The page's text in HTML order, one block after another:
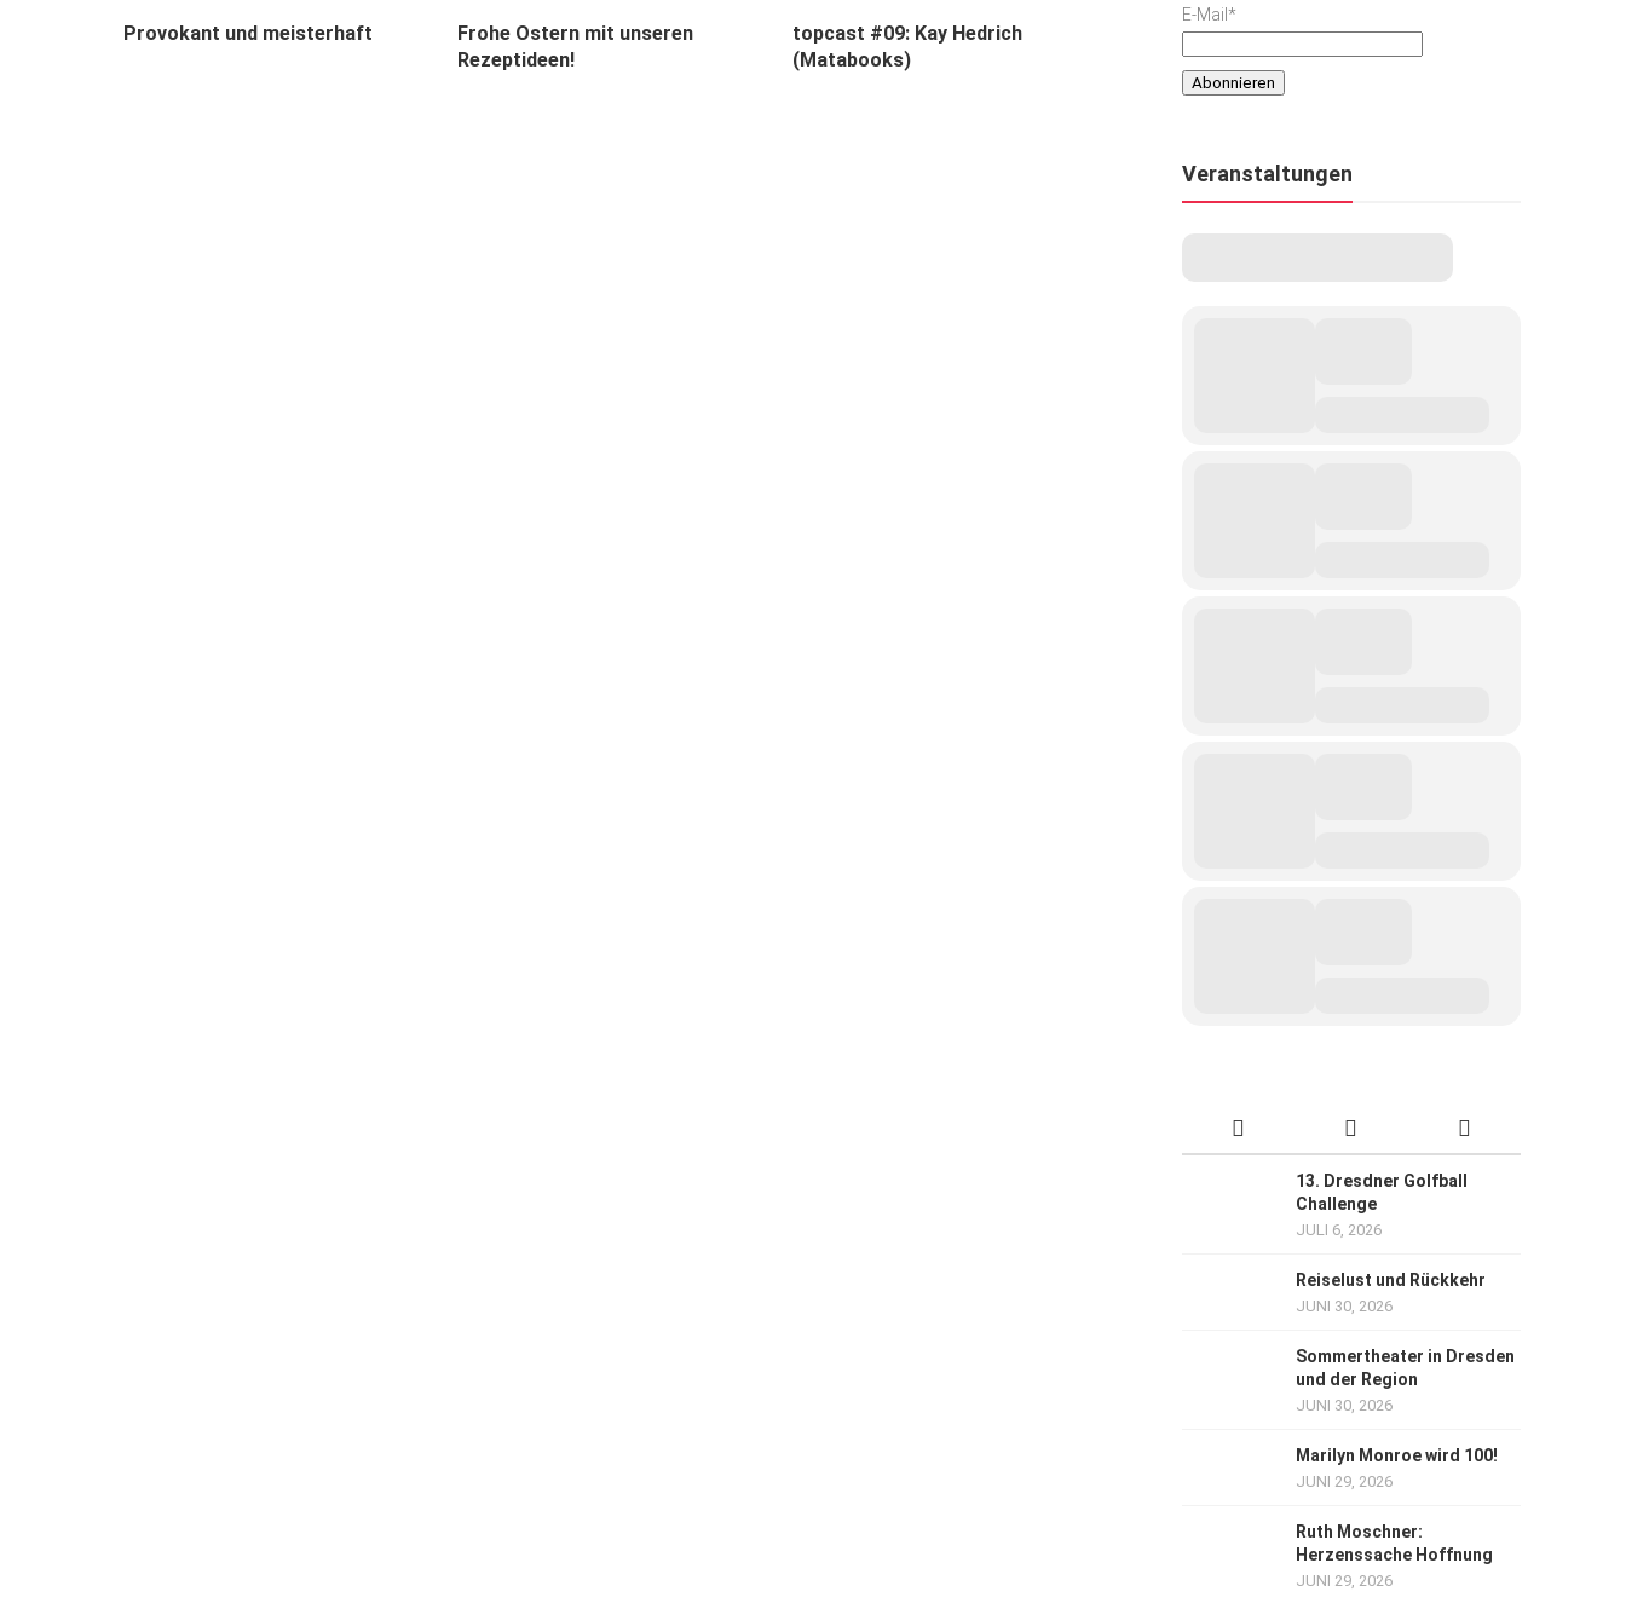
Provokant und meisterhaft
Frohe Ostern mit unseren
Rezeptideen!
topcast #09: Kay Hedrich
(Matabooks)
E-Mail*
Veranstaltungen
13. Dresdner Golfball
Challenge
JULI 6, 2026
Reiselust und Rückkehr
JUNI 30, 2026
Sommertheater in Dresden
und der Region
JUNI 30, 2026
Marilyn Monroe wird 100!
JUNI 29, 2026
Ruth Moschner:
Herzenssache Hoffnung
JUNI 29, 2026